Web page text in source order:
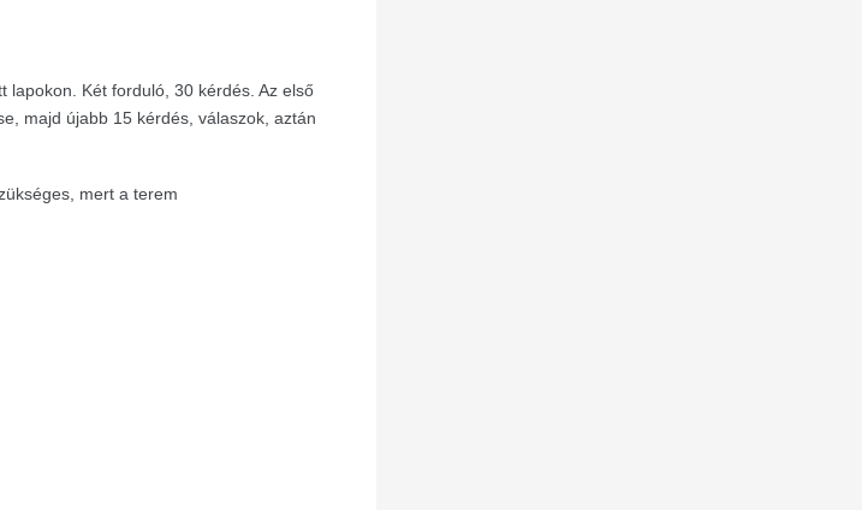
lapokon. Két forduló, 30 kérdés. Az első
majd újabb 15 kérdés, válaszok, aztán
mert a terem